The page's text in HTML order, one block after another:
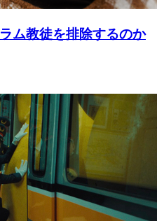
ム教徒を排除するのか